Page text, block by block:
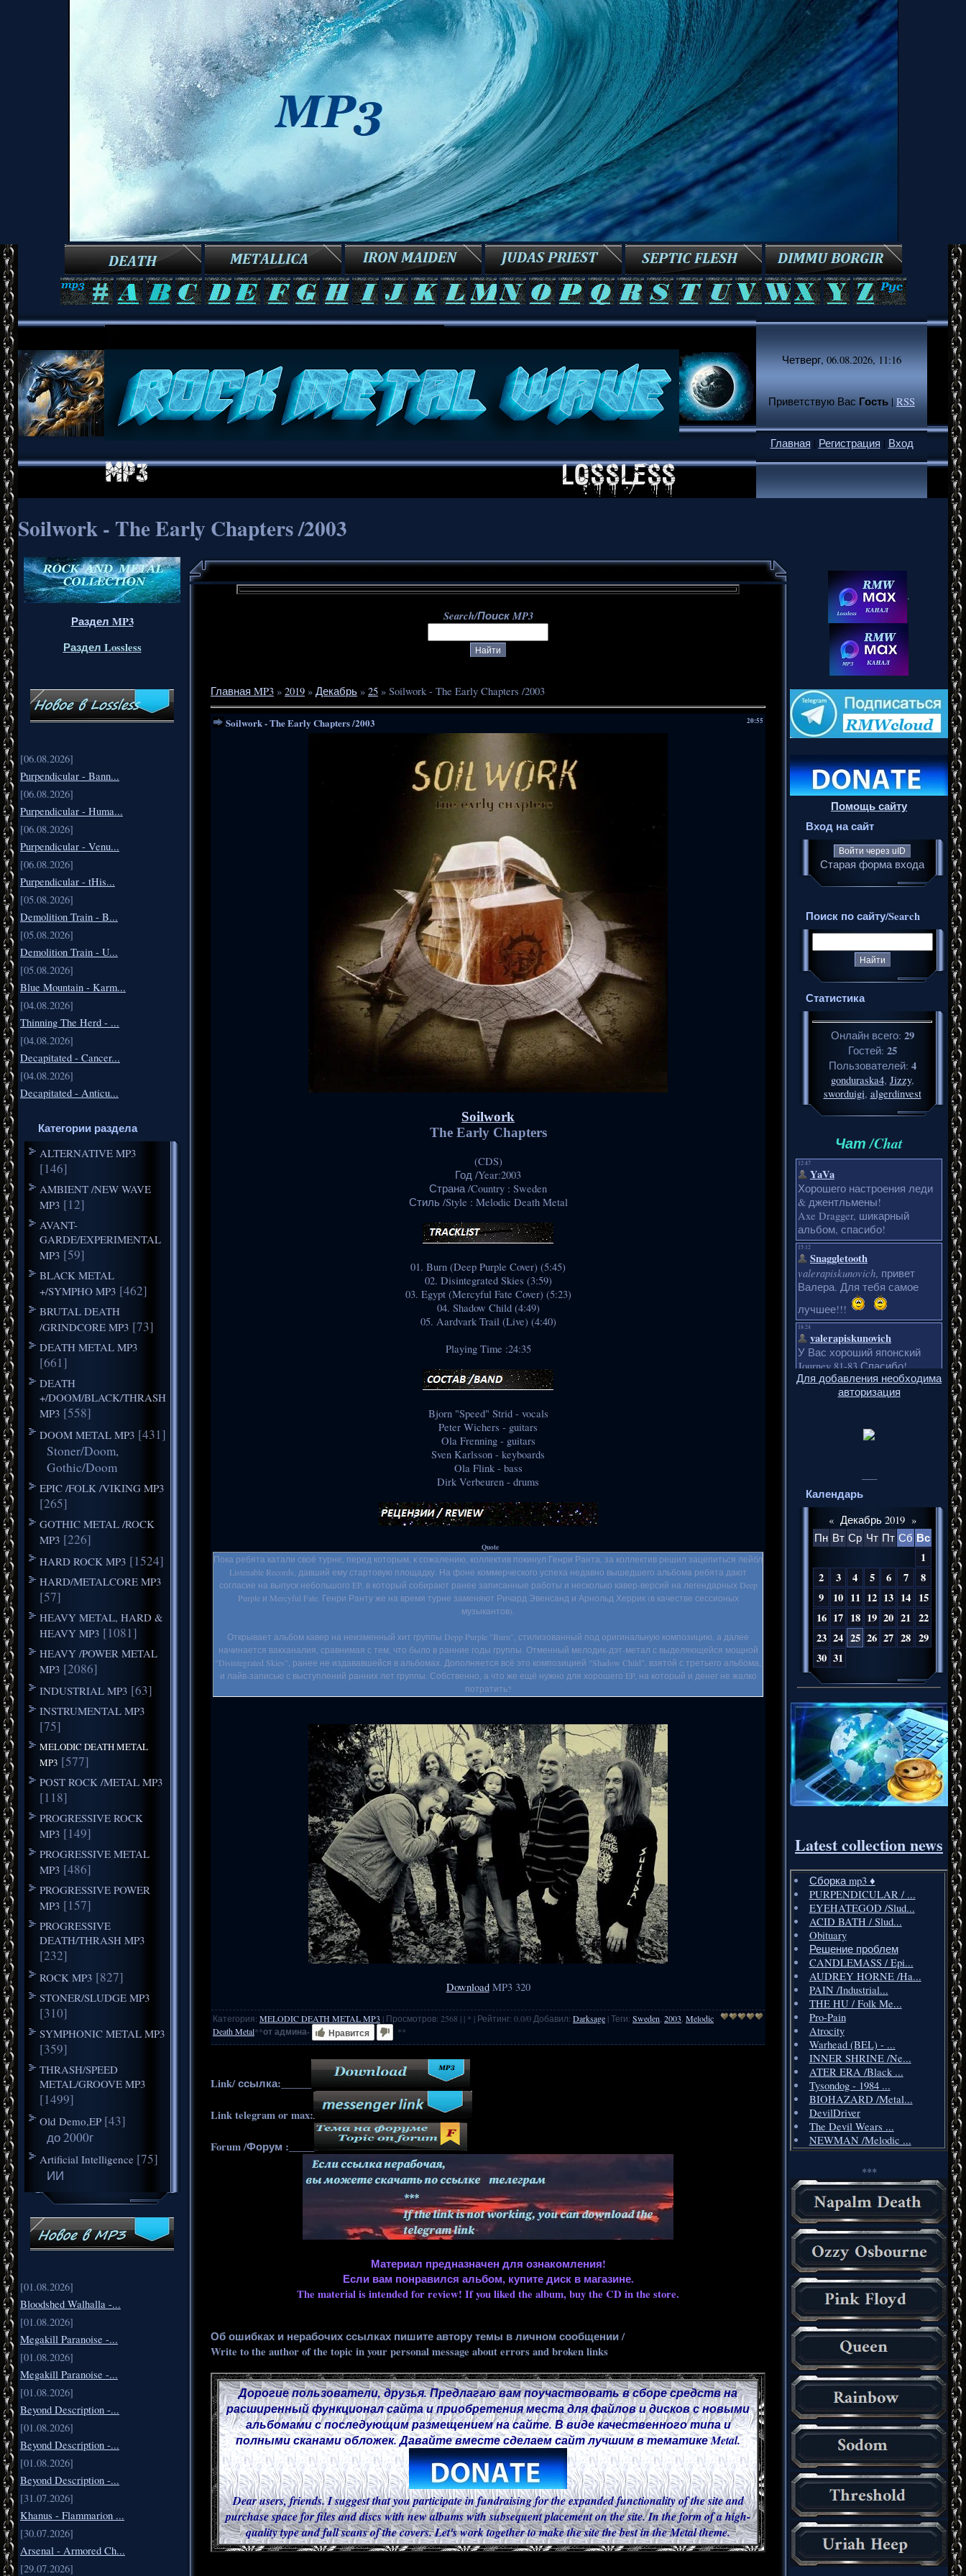
Четверг, 06.08.2026, 11:16
Приветствую Вас Гость|RSS
Главная | Регистрация | Вход
Soilwork - The Early Chapters /2003
Раздел MP3
Раздел Lossless
[06.08.2026]
Purpendicular - Bann...
[06.08.2026]
Purpendicular - Huma...
[06.08.2026]
Purpendicular - Venu...
[06.08.2026]
Purpendicular - tHis...
[05.08.2026]
Demolition Train - B...
[05.08.2026]
Demolition Train - U...
[05.08.2026]
Blue Mountain - Karm...
[04.08.2026]
Thinning The Herd - ...
[04.08.2026]
Decapitated - Cancer...
[04.08.2026]
Decapitated - Anticu...
Категории раздела
ALTERNATIVE MP3
[146]
AMBIENT /NEW WAVE
MP3 [12]
AVANT-
GARDE/EXPERIMENTAL
MP3 [59]
BLACK METAL
+/SYMPHO MP3 [462]
BRUTAL DEATH
/GRINDCORE MP3 [73]
DEATH METAL MP3
[661]
DEATH
+/DOOM/BLACK/THRASH
MP3 [558]
DOOM METAL MP3 [431]
Stoner/Doom,
Gothic/Doom
EPIC /FOLK /VIKING MP3
[265]
GOTHIC METAL /ROCK
MP3 [226]
HARD ROCK MP3 [1524]
HARD/METALCORE MP3
[57]
HEAVY METAL, HARD &
HEAVY MP3 [1081]
HEAVY /POWER METAL
MP3 [2086]
INDUSTRIAL MP3 [63]
INSTRUMENTAL MP3
[75]
MELODIC DEATH METAL
MP3 [577]
POST ROCK /METAL MP3
[118]
PROGRESSIVE ROCK
MP3 [149]
PROGRESSIVE METAL
MP3 [486]
PROGRESSIVE POWER
MP3 [157]
PROGRESSIVE
DEATH/THRASH MP3
[232]
ROCK MP3 [827]
STONER/SLUDGE MP3
[310]
SYMPHONIC METAL MP3
[359]
THRASH/SPEED
METAL/GROOVE MP3
[1499]
Old Demo,EP [43]
до 2000г
Artificial Intelligence [75]
ИИ
[01.08.2026]
Bloodshed Walhalla -...
[01.08.2026]
Megakill Paranoise -...
[01.08.2026]
Megakill Paranoise -...
[01.08.2026]
Beyond Description -...
[01.08.2026]
Beyond Description -...
[01.08.2026]
Beyond Description -...
[31.07.2026]
Khanus - Flammarion ...
[30.07.2026]
Arsenal - Armored Ch...
[29.07.2026]
Search/Поиск MP3
Главная MP3 » 2019 » Декабрь » 25 » Soilwork - The Early Chapters /2003
20:55
Soilwork - The Early Chapters /2003
Soilwork
The Early Chapters
(CDS)
Год /Year:2003
Страна /Country : Sweden
Стиль /Style : Melodic Death Metal
01. Burn (Deep Purple Cover) (5:45)
02. Disintegrated Skies (3:59)
03. Egypt (Mercyful Fate Cover) (5:23)
04. Shadow Child (4:49)
05. Aardvark Trail (Live) (4:40)
Playing Time :24:35
Bjorn "Speed" Strid - vocals
Peter Wichers - guitars
Ola Frenning - guitars
Sven Karlsson - keyboards
Ola Flink - bass
Dirk Verbeuren - drums
Quote
Пока ребята катали своё турне, перед которым, к сожалению, коллектив покинул Генри Ранта, за коллектив решил зацепиться лейбл
Listenable Records, давший ему стартовую площадку. На фоне коммерческого успеха недавно вышедшего альбома ребята дают
согласие на выпуск небольшого EP, в который собирают ранее записанные работы и несколько кавер-версий на легендарных Deep
Purple и Mercyful Fate. Генри Ранту же на время турне заменяют Ричард Эвенсанд и Арнольд Херрик (в качестве сессионых
музыкантов).
Открывает альбом кавер на неизменный хит группы Depp Purple "Burn", стилизованный под оригинальную композицию, а далее
начинается вакханалия, сравнимая с тем, что было в ранние годы группы. Отменный мелодик-дэт-метал с выделяющейся мощной
"Disintegrated Skies", ранее не издававшейся в альбомах. Дополняется всё это композицией "Shadow Child", взятой с третьего альбома,
и лайв-записью с выступлений ранних лет группы. Собственно, а что же ещё нужно для хорошего EP, на который и денег не жалко
потратить?
DownloadMP3 320
Категория: MELODIC DEATH METAL MP3 | Просмотров: 2568 | | * | Рейтинг: 0.0/0 Добавил: Darksage |Теги: Sweden 2003 Melodic
Death Metal**от админа- Нравится **
Link/ ссылка:______
Link telegram or max:
Forum /Форум :_____
Материал предназначен для ознакомления!
Если вам понравился альбом, купите диск в магазине.
The material is intended for review! If you liked the album, buy the CD in the store.
Об ошибках и нерабочих ссылках пишите автору темы в личном сообщении /
Write to the author of the topic in your personal message about errors and broken links
Дорогие пользователи, друзья. Предлагаю вам поучаствовать в сборе средств на
расширенный функционал сайта и приобретения места для файлов и дисков с новыми
альбомами с последующим размещением на сайте. В виде качественного типа и
полными сканами обложек. Давайте вместе сделаем сайт лучшим в тематике Metal.
Dear users, friends. I suggest that you participate in fundraising for the expanded functionality of the site and
purchase space for files and discs with new albums with subsequent placement on the site. In the form of a high-
quality type and full scans of the covers. Let's work together to make the site the best in the Metal theme.
.
Помощь сайту
Вход на сайт
Войти через uID
Старая форма входа
Поиск по сайту/Search
Статистика
Онлайн всего: 29
Гостей: 25
Пользователей: 4
gonduraska4, Jizzy,
sworduigi, algerdinvest
Чат /Chat
Для добавления необходима
авторизация
Календарь
« Декабрь 2019 »
Пн Вт Ср Чт Пт Сб Вс
1
2
3 4 5 6 7
8
9
10 11 12 13 14 15
16 17 18 19 20 21 22
23 24 25 26 27 28 29
30 31
Latest collection news
Сборка mp3 ♦️
PURPENDICULAR / ...
EYEHATEGOD /Slud...
ACID BATH / Slud...
Obituary
Решение проблем
CANDLEMASS / Epi...
AUDREY HORNE /Ha...
PAIN /Industrial...
THE HU / Folk Me...
Pro-Pain
Atrocity
Warhead (BEL) - ...
INNER SHRINE /Ne...
ATER ERA /Black ...
Tysondog - 1984 ...
BIOHAZARD /Metal...
DevilDriver
The Devil Wears ...
NEWMAN /Melodic ...
***